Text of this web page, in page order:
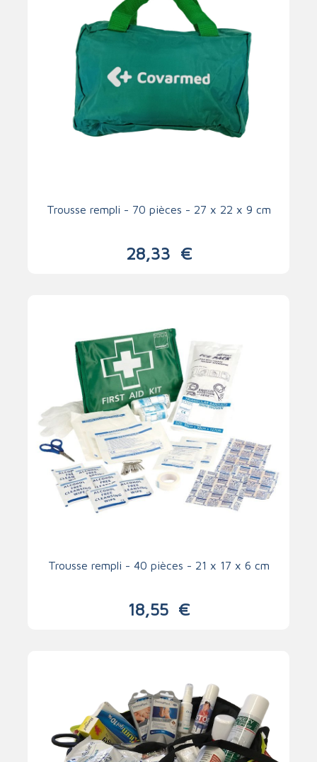
Trousse rempli - 70 pièces - 27 x 22 x 9 cm
28,33 €
Trousse rempli - 40 pièces - 21 x 17 x 6 cm
18,55 €